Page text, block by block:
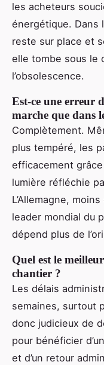
les acheteurs
énergétique. Dans
reste sur place et
elle tombe sous le
l’obsolescence.
Est-ce une erreur
marche que dans
Complètement.
plus tempéré, les
efficacement
lumière réfléchie
L’Allemagne,
leader mondial du
dépend plus de
Quel est le
chantier ?
Les délais
semaines, surtout
donc judicieux de
pour bénéficier
et d’un retour